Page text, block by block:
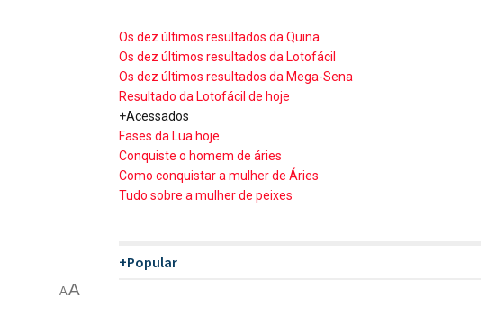
AA
Os dez últimos resultados da Quina
Os dez últimos resultados da Lotofácil
Os dez últimos resultados da Mega-Sena
Resultado da Lotofácil de hoje
+Acessados
Fases da Lua hoje
Conquiste o homem de áries
Como conquistar a mulher de Áries
Tudo sobre a mulher de peixes
+Popular